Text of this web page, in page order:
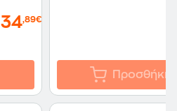
34,89€
Προσθήκη